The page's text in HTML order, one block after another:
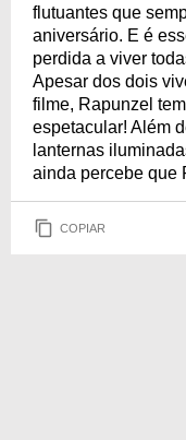
flutuantes que
aniversário. E é
perdida a viver
Apesar dos dois
filme, Rapunzel
espetacular! Além
lanternas
ainda percebe que
COPIAR